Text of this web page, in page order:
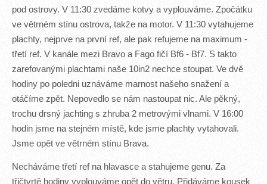
pod ostrovy. V 11:30 zvedáme kotvy a vyplouváme. Zpočátku
ve větrném stínu ostrova, takže na motor. V 11:30 vytahujeme
plachty, nejprve na první ref, ale pak refujeme na maximum -
třetí ref. V kanále mezi Bravo a Fago fičí Bf6 - Bf7. S takto
zarefovanými plachtami naše 10in2 nechce stoupat. Ve dvě
hodiny po poledni uznáváme marnost našeho snažení a
otáčíme zpět. Nepovedlo se nám nastoupat nic. Ale pěkný,
trochu drsný jachting s zhruba 2 metrovými vlnami. V 16:00
hodin jsme na stejném místě, kde jsme plachty vytahovali.
Jsme opět ve větrném stínu Brava.
Necháváme třetí ref na hlavasce a stahujeme genu. Za
třičtvrtě hodiny vyplouváme opět do větru. Přidáváme kousek